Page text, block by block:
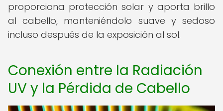
proporciona protección solar y aporta brillo
al cabello, manteniéndolo suave y sedoso
incluso después de la exposición al sol.
Conexión entre la Radiación
UV y la Pérdida de Cabello